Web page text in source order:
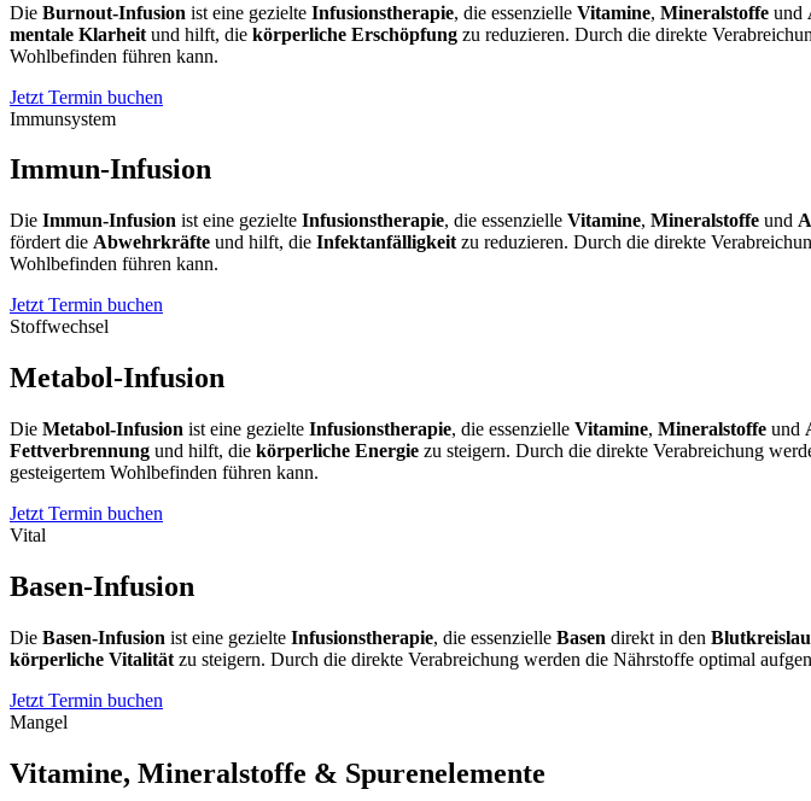
Die Burnout-Infusion ist eine gezielte Infusionstherapie, die essenzielle Vitamine, Mineralstoffe und
mentale Klarheit und hilft, die körperliche Erschöpfung zu reduzieren. Durch die direkte
Wohlbefinden führen kann.
Jetzt Termin buchen
Immunsystem
Immun-Infusion
Die Immun-Infusion ist eine gezielte Infusionstherapie, die essenzielle Vitamine, Mineralstoffe und
fördert die Abwehrkräfte und hilft, die Infektanfälligkeit zu reduzieren. Durch die direkte
Wohlbefinden führen kann.
Jetzt Termin buchen
Stoffwechsel
Metabol-Infusion
Die Metabol-Infusion ist eine gezielte Infusionstherapie, die essenzielle Vitamine, Mineralstoffe und
Fettverbrennung und hilft, die körperliche Energie zu steigern. Durch die direkte Verabreichung
gesteigertem Wohlbefinden führen kann.
Jetzt Termin buchen
Vital
Basen-Infusion
Die Basen-Infusion ist eine gezielte Infusionstherapie, die essenzielle Basen direkt in den
körperliche Vitalität zu steigern. Durch die direkte Verabreichung werden die Nährstoffe optimal
Jetzt Termin buchen
Mangel
Vitamine, Mineralstoffe & Spurenelemente